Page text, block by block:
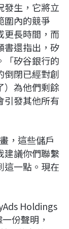
發生，它將立
圍內的競爭
更長時間，而
書還指出，矽
「矽谷銀行的
倒閉已經對創
）為他們剩餘
引發其他所有
，這些儲戶
議你們聯繫
這一點。現在
Holdings
份聲明，